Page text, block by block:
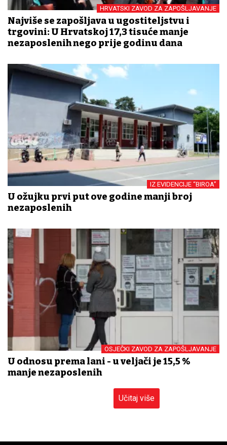
HRVATSKI ZAVOD ZA ZAPOŠLJAVANJE
Najviše se zapošljava u ugostiteljstvu i
trgovini: U Hrvatskoj 17,3 tisuće manje
nezaposlenih nego prije godinu dana
IZ EVIDENCIJE “BIROA”
U ožujku prvi put ove godine manji broj
nezaposlenih
OSJEČKI ZAVOD ZA ZAPOŠLJAVANJE
U odnosu prema lani - u veljači je 15,5 %
manje nezaposlenih
Učitaj više